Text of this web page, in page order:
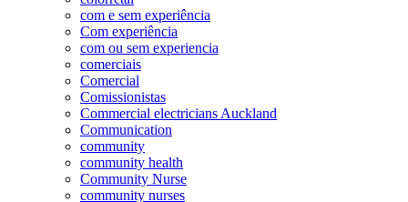
com e sem experiência
Com experiência
com ou sem experiencia
comerciais
Comercial
Comissionistas
Commercial electricians Auckland
Communication
community
community health
Community Nurse
community nurses